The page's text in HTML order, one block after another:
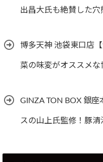
出昌大氏も絶賛した穴
博多天神 池袋東口店
菜の味変がオススメな
GINZA TON BOX 銀
スの山上氏監修！豚清